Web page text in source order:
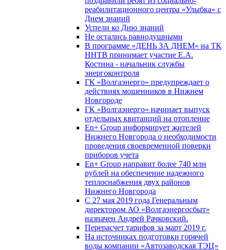
реабилитационного центра «Улыбка» с
Днем знаний
Успели ко Дню знаний
Не остались равнодушными
В программе «ДЕНЬ ЗА ДНЕМ» на ТК
ННТВ принимает участие Е.А.
Костина - начальник службы
энергоконтроля
ГК «Волгаэнерго» предупреждает о
действиях мошенников в Нижнем
Новгороде
ГК «Волгаэнерго» начинает выпуск
отдельных квитанций на отопление
En+ Group информирует жителей
Нижнего Новгорода о необходимости
проведения своевременной поверки
приборов учета
En+ Group направит более 740 млн
рублей на обеспечение надежного
теплоснабжения двух районов
Нижнего Новгорода
С 27 мая 2019 года Генеральным
директором АО «Волгаэнергосбыт»
назначен Андрей Рачковский.
Перерасчет тарифов за март 2019 г.
На источниках подготовки горячей
воды компании «Автозаводская ТЭЦ»